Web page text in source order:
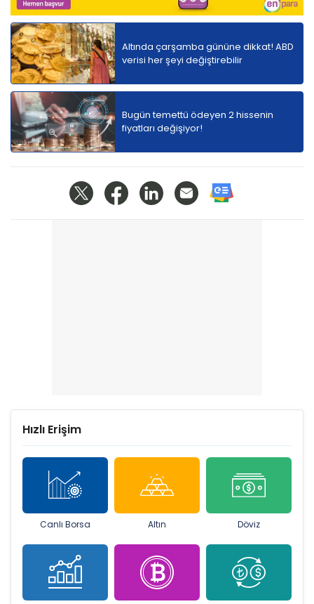
Altında çarşamba gününe dikkat! ABD
verisi her şeyi değiştirebilir
Bugün temettü ödeyen 2 hissenin
fiyatları değişiyor!
Hızlı Erişim
Canlı Borsa Altın Döviz